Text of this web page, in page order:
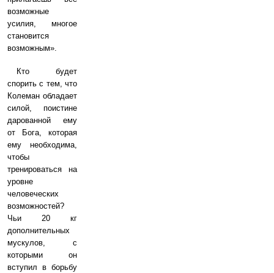
возможные
усилия, многое
становится
возможным».
Кто будет
спорить с тем, что
Колеман обладает
силой, поистине
дарованной ему
от Бога, которая
ему необходима,
чтобы
тренироваться на
уровне
человеческих
возможностей?
Чьи 20 кг
дополнительных
мускулов, с
которыми он
вступил в борьбу